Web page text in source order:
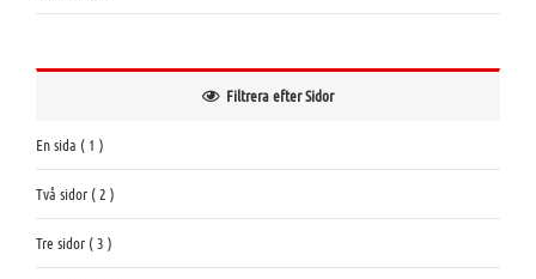
Filtrera efter Sidor
En sida ( 1 )
Två sidor ( 2 )
Tre sidor ( 3 )